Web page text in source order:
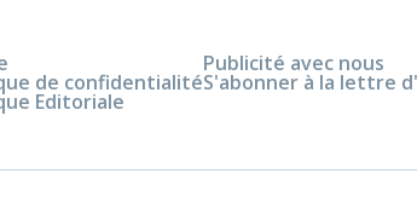
de confidentialité
Editoriale
Publicité avec nous
S'abonner à la lettre